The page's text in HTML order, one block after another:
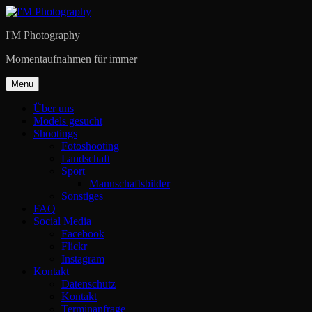
Skip
content
I'M Photography
Momentaufnahmen für immer
Menu
Über uns
Models gesucht
Shootings
Fotoshooting
Landschaft
Sport
Mannschaftsbilder
Sonstiges
FAQ
Social Media
Facebook
Flickr
Instagram
Kontakt
Datenschutz
Kontakt
Terminanfrage